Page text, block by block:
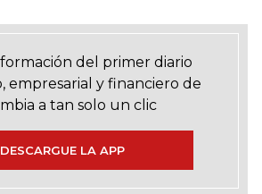
del primer diario
empresarial y financiero de
a tan solo un clic
DESCARGUE LA APP